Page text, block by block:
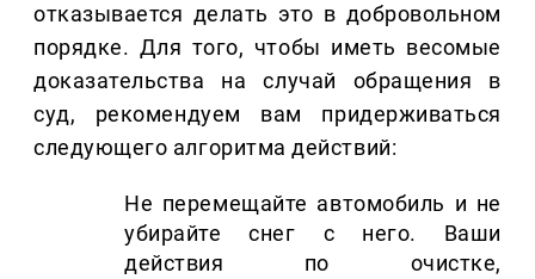
отказывается делать это в добровольном
порядке. Для того, чтобы иметь весомые
доказательства на случай обращения в
суд, рекомендуем вам придерживаться
следующего алгоритма действий:
Не перемещайте автомобиль и не
убирайте снег с него. Ваши
действия по очистке,